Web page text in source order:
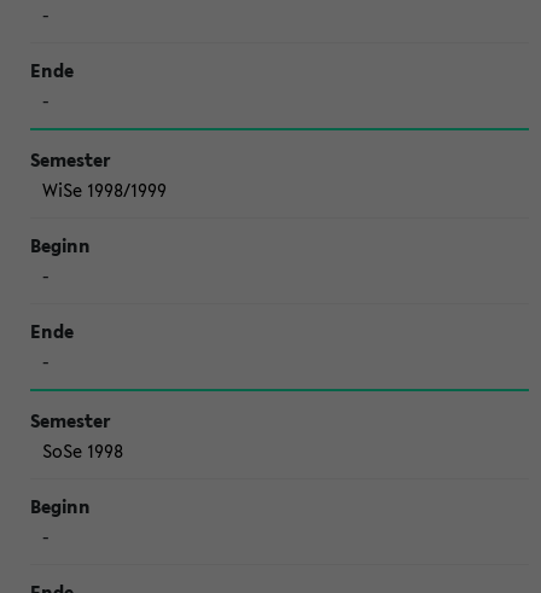
-
-
WiSe 1998/1999
-
-
SoSe 1998
-